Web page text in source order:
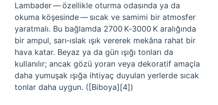
Lambader — özellikle oturma odasında ya da
okuma köşesinde — sıcak ve samimi bir atmosfer
yaratmalı. Bu bağlamda 2700 K‑3000 K aralığında
bir ampul, sarı‑ıslak ışık vererek mekâna rahat bir
hava katar. Beyaz ya da gün ışığı tonları da
kullanılır; ancak gözü yoran veya dekoratif amaçla
daha yumuşak ışığa ihtiyaç duyulan yerlerde sıcak
tonlar daha uygun. ([Biboya][4])